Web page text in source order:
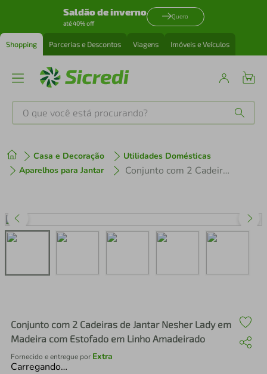
Saldão de inverno
até 40% off
Quero
Shopping Parcerias e Descontos Viagens Imóveis e Veículos
O que você está procurando?
Casa e Decoração
Utilidades Domésticas
Aparelhos para Jantar
Conjunto com 2 Cadeiras de Jantar Nesher Lady em Madeira com Estofado em Linho Amadeirado
Conjunto com 2 Cadeiras de Jantar Nesher Lady em
Madeira com Estofado em Linho Amadeirado
Fornecido e entregue por Extra
Carregando…
1º tenis
3º perfume